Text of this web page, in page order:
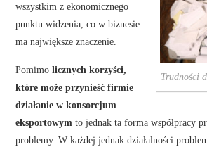
Trudności
wszystkim z ekonomicznego
punktu widzenia, co w biznesie
ma największe znaczenie.
Pomimolicznych korzyści,
które może przynieść firmie
działanie w konsorcjum
eksportowym to jednak ta forma współpracy
problemy. W każdej jednak działalności